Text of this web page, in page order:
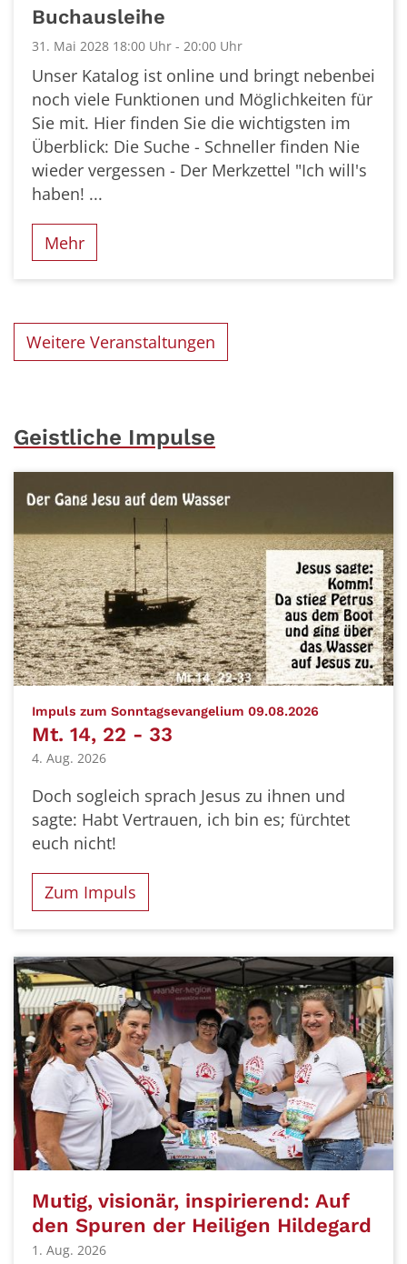
Buchausleihe
31. Mai 2028 18:00 Uhr - 20:00 Uhr
Unser Katalog ist online und bringt nebenbei
noch viele Funktionen und Möglichkeiten für
Sie mit. Hier finden Sie die wichtigsten im
Überblick: Die Suche - Schneller finden Nie
wieder vergessen - Der Merkzettel "Ich will's
haben! ...
Mehr
Weitere Veranstaltungen
Geistliche Impulse
Impuls zum Sonntagsevangelium 09.08.2026
Mt. 14, 22 - 33
4. Aug. 2026
Doch sogleich sprach Jesus zu ihnen und
sagte: Habt Vertrauen, ich bin es; fürchtet
euch nicht!
Zum Impuls
Mutig, visionär, inspirierend: Auf
den Spuren der Heiligen Hildegard
1. Aug. 2026